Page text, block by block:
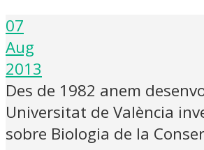
07
Aug
2013
Des de 1982 anem
Universitat de València
sobre Biologia de la